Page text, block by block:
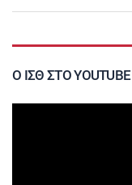
Ο ΙΣΘ ΣΤΟ YOUTUBE